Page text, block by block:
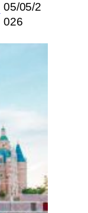
05/05/2
026